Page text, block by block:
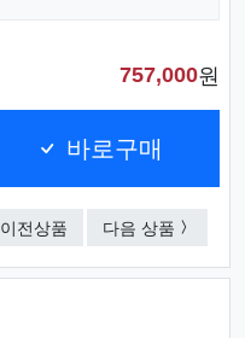
757,000원
바로구매
이전상품 생존배낭 B형 (13종)
다음 상품 생존배